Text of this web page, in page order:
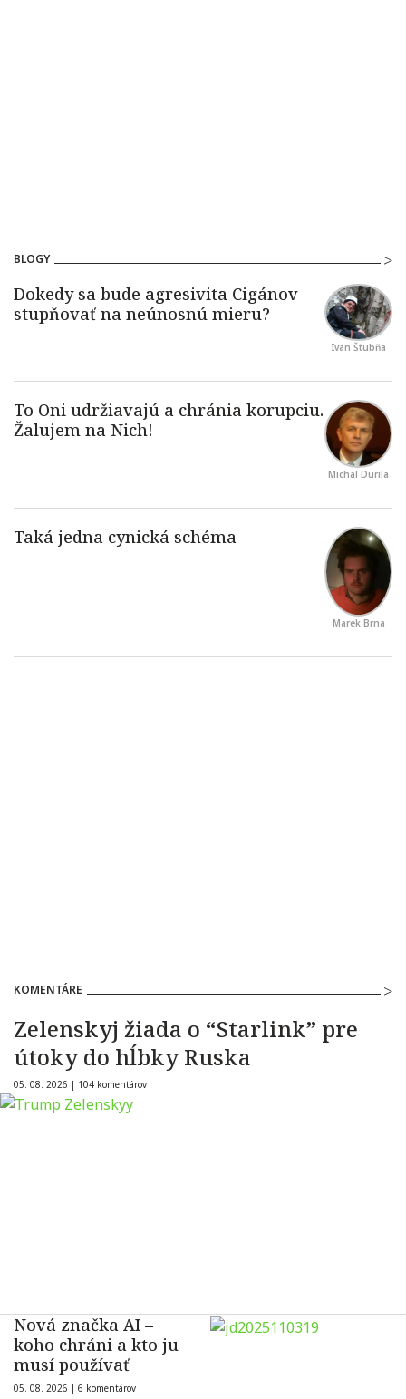
BLOGY
Ivan Štubňa
Michal Durila
Marek Brna
KOMENTÁRE
Zelenskyj žiada o “Starlink” pre
útoky do hĺbky Ruska
05. 08. 2026 | 104 komentárov
Nová značka AI –
koho chráni a kto ju
musí používať
05. 08. 2026 | 6 komentárov